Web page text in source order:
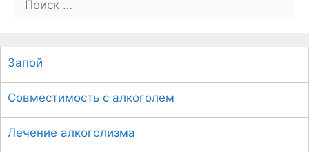
о
с
к
:
Запой
Совместимость с алкоголем
Лечение алкоголизма